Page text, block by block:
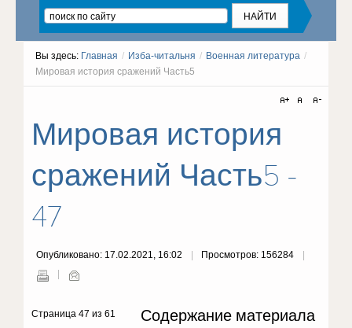
Вы здесь: Главная / Изба-читальня / Военная литература /
Мировая история сражений Часть5
Мировая история
сражений Часть5 -
47
Опубликовано: 17.02.2021, 16:02 Просмотров: 156284
Содержание материала
Страница 47 из 61